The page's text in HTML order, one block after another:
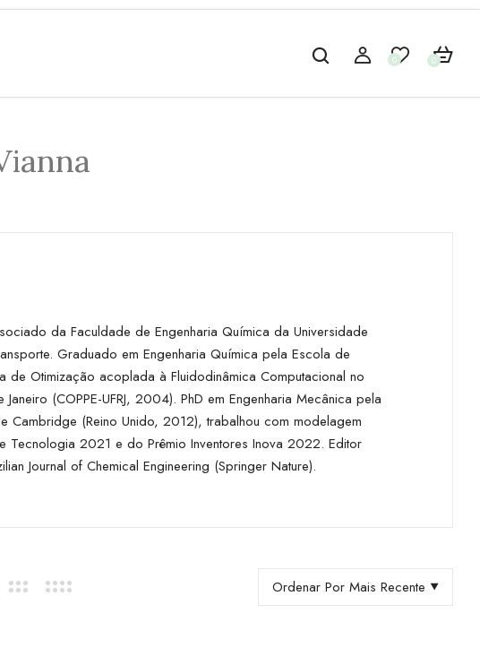
0 0
da Faculdade de Engenharia Química da Universidade
Graduado em Engenharia Química pela Escola de
Otimização acoplada à Fluidodinâmica Computacional no
(COPPE-UFRJ, 2004). PhD em Engenharia Mecânica pela
(Reino Unido, 2012), trabalhou com modelagem
Tecnologia 2021 e do Prêmio Inventores Inova 2022. Editor
Journal of Chemical Engineering (Springer Nature).
Ordenar Por Mais Recente